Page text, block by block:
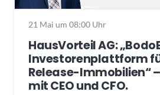
21 Mai um 08:00 Uhr
HausVorteil AG:
Investorenplattform
Release-Immobilien“
mit CEO und CFO.